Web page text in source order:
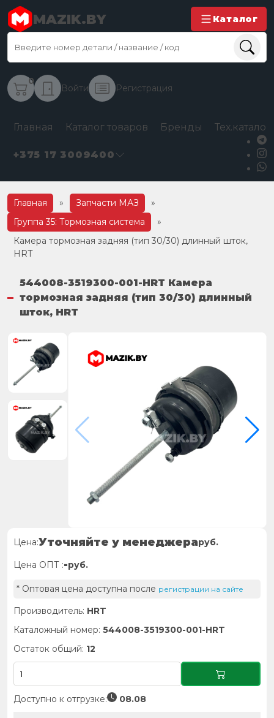
MAZIK.BY Каталог
0
Войти Регистрация
Главная Каталог товаров Бренды
+375 17 3009400
Главная » Запчасти МАЗ
»
Группа 35: Тормозная система
»
Камера тормозная задняя (тип 30/30) длинный шток,
HRT
544008-3519300-001-HRT Камера
тормозная задняя (тип 30/30) длинный
шток, HRT
Цена:Уточняйте у менеджераруб.
Цена ОПТ :-руб.
* Оптовая цена доступна после регистрации на сайте
Производитель: HRT
Каталожный номер: 544008-3519300-001-HRT
Остаток общий: 12
Доступно к отгрузке: 08.08